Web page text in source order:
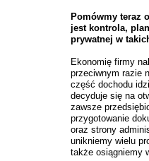
Pomówmy teraz
jest kontrola,
prywatnej w
Ekonomię firmy
przeciwnym razie
część dochodu
decyduje się na
zawsze
przygotowanie
oraz strony
unikniemy wielu
także osiągniemy